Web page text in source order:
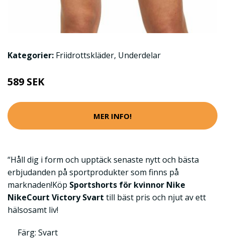
Kategorier: Friidrottskläder, Underdelar
589 SEK
MER INFO!
“Håll dig i form och upptäck senaste nytt och bästa
erbjudanden på sportprodukter som finns på
marknaden!Köp Sportshorts för kvinnor Nike
NikeCourt Victory Svart till bäst pris och njut av ett
hälsosamt liv!
Färg: Svart